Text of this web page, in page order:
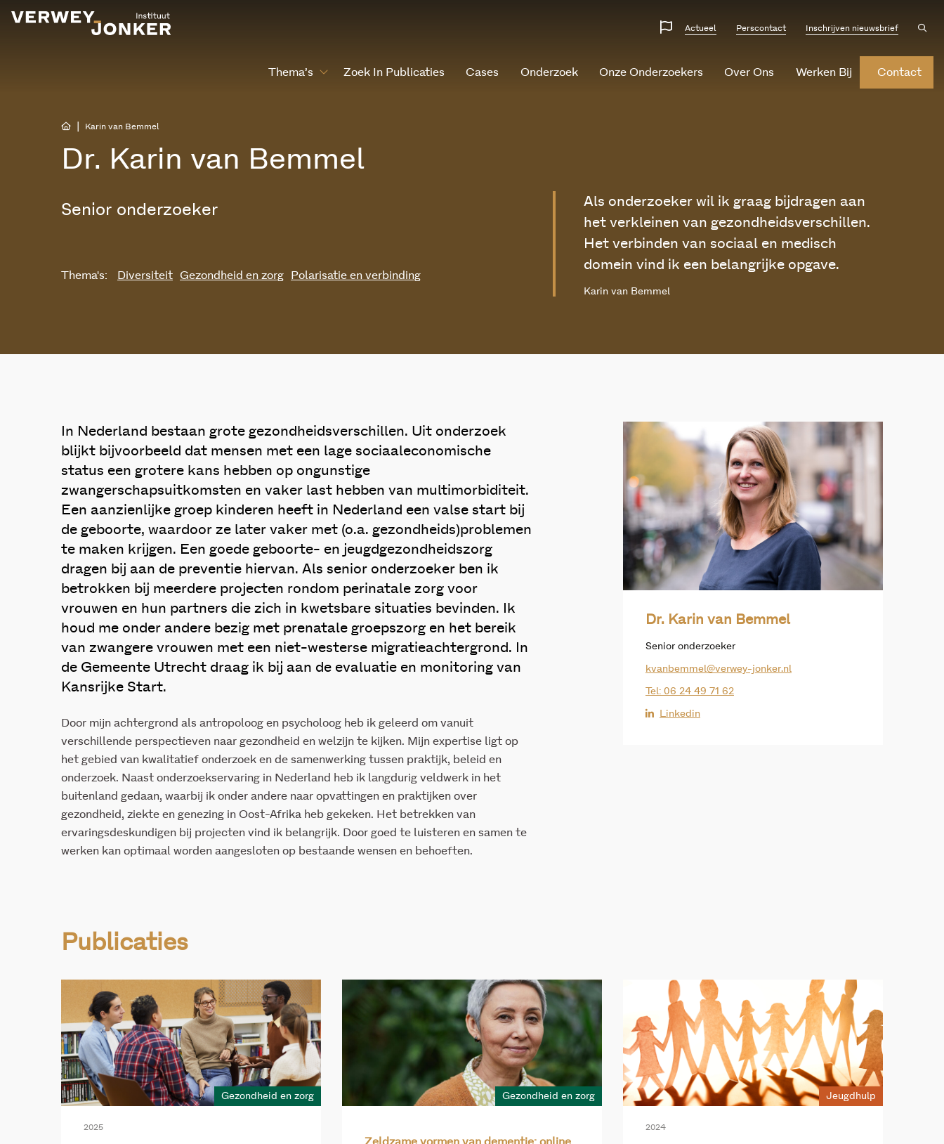
Website
Actueel Perscontact Inschrijven nieuwsbrief
Thema’s Zoek In Publicaties Cases Onderzoek Onze Onderzoekers Over Ons Werken Bij Contact
Karin van Bemmel
Dr. Karin van Bemmel
Senior onderzoeker
Thema's: Diversiteit Gezondheid en zorg Polarisatie en verbinding
Als onderzoeker wil ik graag bijdragen aan
het verkleinen van gezondheidsverschillen.
Het verbinden van sociaal en medisch
domein vind ik een belangrijke opgave.
Karin van Bemmel
In Nederland bestaan grote gezondheidsverschillen. Uit onderzoek
blijkt bijvoorbeeld dat mensen met een lage sociaaleconomische
status een grotere kans hebben op ongunstige
zwangerschapsuitkomsten en vaker last hebben van multimorbiditeit.
Een aanzienlijke groep kinderen heeft in Nederland een valse start bij
de geboorte, waardoor ze later vaker met (o.a. gezondheids)problemen
te maken krijgen. Een goede geboorte- en jeugdgezondheidszorg
dragen bij aan de preventie hiervan. Als senior onderzoeker ben ik
betrokken bij meerdere projecten rondom perinatale zorg voor
vrouwen en hun partners die zich in kwetsbare situaties bevinden. Ik
houd me onder andere bezig met prenatale groepszorg en het bereik
van zwangere vrouwen met een niet-westerse migratieachtergrond. In
de Gemeente Utrecht draag ik bij aan de evaluatie en monitoring van
Kansrijke Start.
Door mijn achtergrond als antropoloog en psycholoog heb ik geleerd om vanuit
verschillende perspectieven naar gezondheid en welzijn te kijken. Mijn expertise ligt op
het gebied van kwalitatief onderzoek en de samenwerking tussen praktijk, beleid en
onderzoek. Naast onderzoekservaring in Nederland heb ik langdurig veldwerk in het
buitenland gedaan, waarbij ik onder andere naar opvattingen en praktijken over
gezondheid, ziekte en genezing in Oost-Afrika heb gekeken. Het betrekken van
ervaringsdeskundigen bij projecten vind ik belangrijk. Door goed te luisteren en samen te
werken kan optimaal worden aangesloten op bestaande wensen en behoeften.
Dr. Karin van Bemmel
Senior onderzoeker
kvanbemmel@verwey-jonker.nl
Tel: 06 24 49 71 62
Linkedin
Publicaties
Gezondheid en zorg
2025
Gezondheid en zorg Jeugdhulp
2024